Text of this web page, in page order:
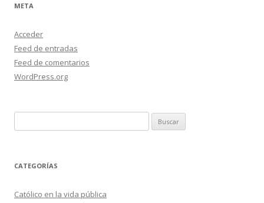
META
Acceder
Feed de entradas
Feed de comentarios
WordPress.org
CATEGORÍAS
Católico en la vida pública